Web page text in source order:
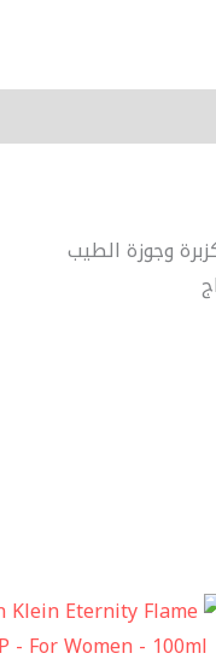
وجوزة الطيب
السعر
الأصلي
هو: